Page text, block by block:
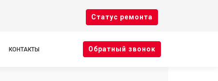
Cтатус ремонта
КОНТАКТЫ Oбратный звонок